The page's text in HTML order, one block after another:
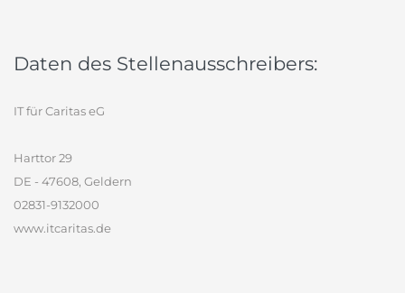
Daten des Stellenausschreibers:
IT für Caritas eG
Harttor 29
DE - 47608, Geldern
02831-9132000
www.itcaritas.de